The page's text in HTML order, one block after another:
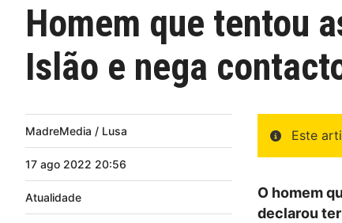
Homem que tentou
Islão e nega
MadreMedia / Lusa
17 ago 2022 20:56
Atualidade
Este
O homem
declarou